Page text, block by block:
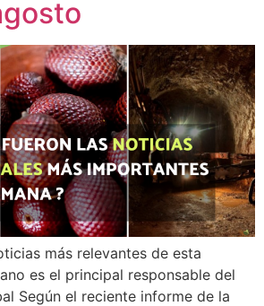
más relevantes de esta
es el principal responsable del
Según el reciente informe de la